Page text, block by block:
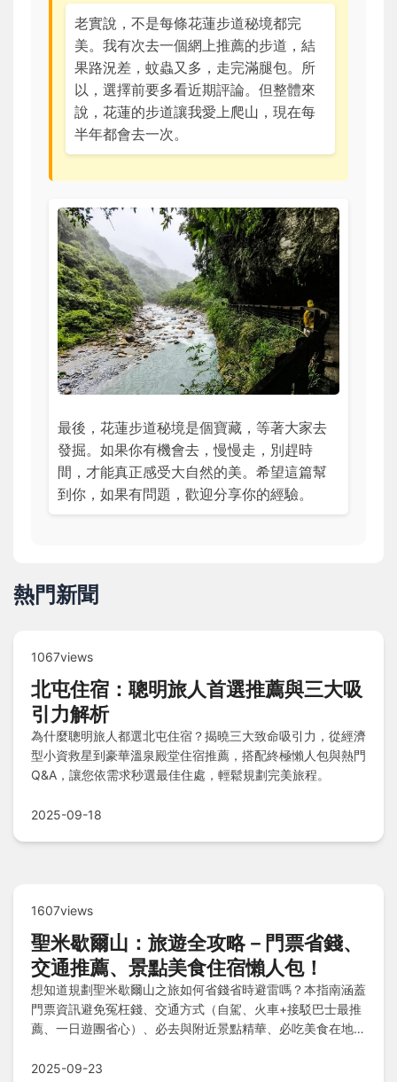
老實說，不是每條花蓮步道秘境都完
美。我有次去一個網上推薦的步道，結
果路況差，蚊蟲又多，走完滿腿包。所
以，選擇前要多看近期評論。但整體來
說，花蓮的步道讓我愛上爬山，現在每
半年都會去一次。
最後，花蓮步道秘境是個寶藏，等著大家去
發掘。如果你有機會去，慢慢走，別趕時
間，才能真正感受大自然的美。希望這篇幫
到你，如果有問題，歡迎分享你的經驗。
熱門新聞
1067views
北屯住宿：聰明旅人首選推薦與三大吸
引力解析
為什麼聰明旅人都選北屯住宿？揭曉三大致命吸引力，從經濟
型小資救星到豪華溫泉殿堂住宿推薦，搭配終極懶人包與熱門
Q&A，讓您依需求秒選最佳住處，輕鬆規劃完美旅程。
2025-09-18
1607views
聖米歇爾山：旅遊全攻略－門票省錢、
交通推薦、景點美食住宿懶人包！
想知道規劃聖米歇爾山之旅如何省錢省時避雷嗎？本指南涵蓋
門票資訊避免冤枉錢、交通方式（自駕、火車+接駁巴士最推
薦、一日遊團省心）、必去與附近景點精華、必吃美食在地滋
一次搞定自由行！
2025-09-23